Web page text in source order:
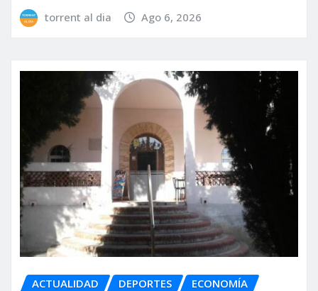
torrent al dia Ago 6, 2026
ACTUALIDAD DEPORTES ECONOMÍA